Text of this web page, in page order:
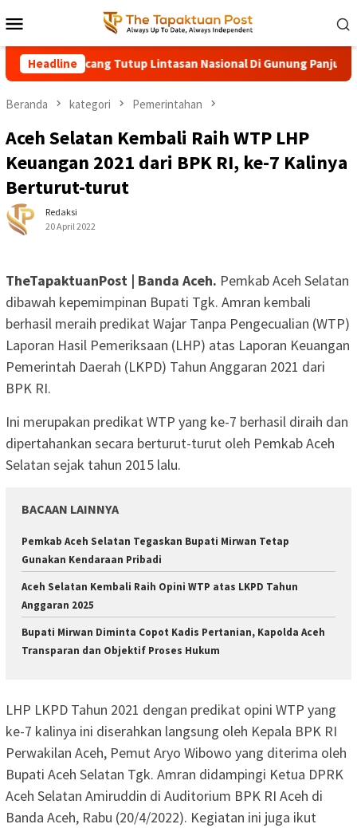
ke
kontenMobile
Headline
Kencang Tutup Lintasan Nasional Di Gunung Panjupian
Beranda kategori Pemerintahan
Aceh Selatan Kembali Raih WTP LHP
Keuangan 2021 dari BPK RI, ke-7 Kalinya
Berturut-turut
Redaksi
20 April 2022
TheTapaktuanPost | Banda Aceh. Pemkab Aceh Selatan
dibawah kepemimpinan Bupati Tgk. Amran kembali
berhasil meraih predikat Wajar Tanpa Pengecualian (WTP)
Laporan Hasil Pemeriksaan (LHP) atas Laporan Keuangan
Pemerintah Daerah (LKPD) Tahun Anggaran 2021 dari
BPK RI.
Ini merupakan predikat WTP yang ke-7 berhasil diraih dan
dipertahankan secara berturut-turut oleh Pemkab Aceh
Selatan sejak tahun 2015 lalu.
BACAAN LAINNYA
Pemkab Aceh Selatan Tegaskan Bupati Mirwan Tetap
Gunakan Kendaraan Pribadi
Aceh Selatan Kembali Raih Opini WTP atas LKPD Tahun
Anggaran 2025
Bupati Mirwan Diminta Copot Kadis Pertanian, Kapolda Aceh
Transparan dan Objektif Proses Hukum
LHP LKPD Tahun 2021 dengan predikat opini WTP yang
ke-7 kalinya ini diserahkan langsung oleh Kepala BPK RI
Perwakilan Aceh, Pemut Aryo Wibowo yang diterima oleh
Bupati Aceh Selatan Tgk. Amran didampingi Ketua DPRK
Aceh Selatan Amiruddin di Auditorium BPK RI Aceh di
Banda Aceh, Rabu (20/4/2022). Kegiatan ini juga ikut